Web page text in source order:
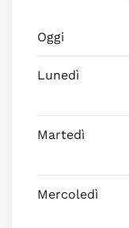
Oggi
Lunedì
Martedì
Mercoledì